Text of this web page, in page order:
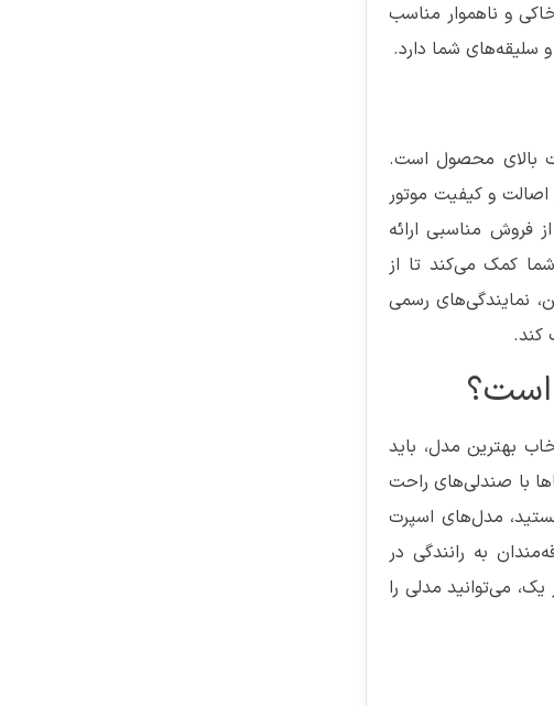
و ناهموار مناسب
و سلیقه‌های شما دارد.
بالای محصول است.
اصالت و کیفیت موتور
فروش مناسبی ارائه
کمک می‌کند تا از
نمایندگی‌های رسمی
کند.
است؟
بهترین مدل، باید
با صندلی‌های راحت
مدل‌های اسپرت
به رانندگی در
می‌توانید مدلی را